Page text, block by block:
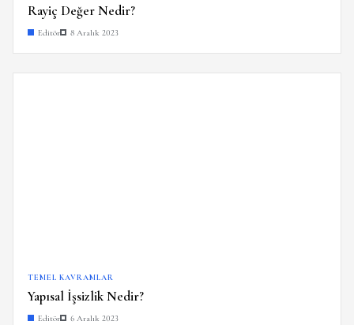
Rayiç Değer Nedir?
Editör 8 Aralık 2023
TEMEL KAVRAMLAR
Yapısal İşsizlik Nedir?
Editör 6 Aralık 2023